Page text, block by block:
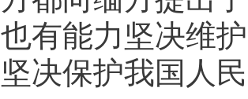
也有能力坚决维
坚决保护我国人